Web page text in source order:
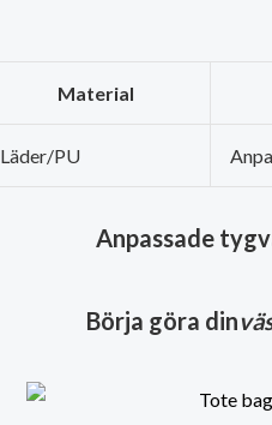
Material
Läder/PU
Anpassade
Börja göra din